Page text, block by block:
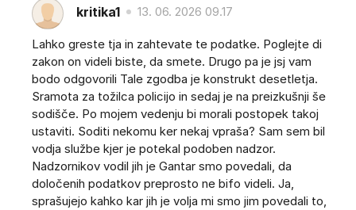
kritika1 13. 06. 2026 09.17
Lahko greste tja in zahtevate te podatke. Poglejte di
zakon on videli biste, da smete. Drugo pa je jsj vam
bodo odgovorili Tale zgodba je konstrukt desetletja.
Sramota za tožilca policijo in sedaj je na preizkušnji še
sodišče. Po mojem vedenju bi morali postopek takoj
ustaviti. Soditi nekomu ker nekaj vpraša? Sam sem bil
vodja službe kjer je potekal podoben nadzor.
Nadzornikov vodil jih je Gantar smo povedali, da
določenih podatkov preprosto ne bifo videli. Ja,
sprašujejo kahko kar jih je volja mi smo jim povedali to,